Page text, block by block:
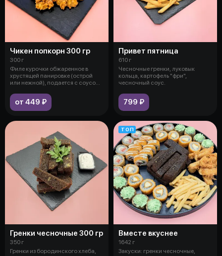
Чикен попкорн 300 гр
300 г
Филе курочки обжаренное в
хрустящей панировке (острой
или нежной), подается с соусом
от 449 ₽
Привет пятница
610 г
Чесночные гренки, луковык
кольца, картофель "фри",
чесночный соус.
799 ₽
Гренки чесночные 300 гр
350 г
Гренки из бородинского хлеба,
ТОП
Вместе вкуснее
1642 г
Закуски: гренки чесночные,